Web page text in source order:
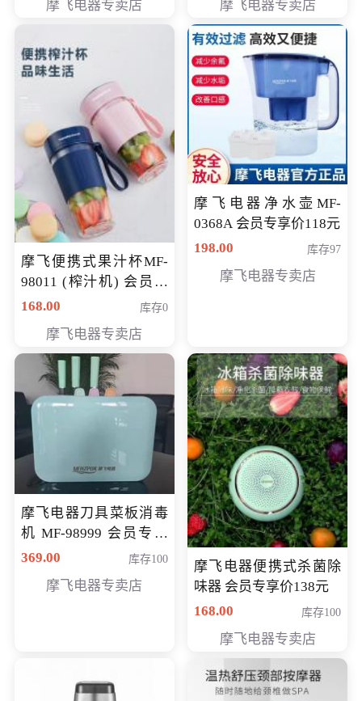
摩飞电器专卖店 摩飞电器专卖店
摩飞便携式果汁杯MF-
98011 (榨汁机) 会员专
享价138元
168.00 库存0
摩飞电器专卖店
摩飞电器净水壶MF-
0368A 会员专享价118元
198.00
库存97
摩飞电器专卖店
摩飞电器刀具菜板消毒
机 MF-98999 会员专享
价286元
369.00 库存100
摩飞电器专卖店
摩飞电器便携式杀菌除
味器 会员专享价138元
168.00
库存100
摩飞电器专卖店